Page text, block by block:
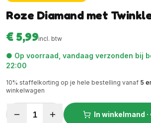
Roze Diamand met
€ 5,99incl. btw
● Op voorraad, vandaag verzonden bij
22:00
10% staffelkorting op je hele bestelling vanaf 5
winkelwagen
1 In winkelmand ·